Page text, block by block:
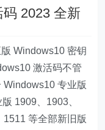
2023 全新
Windows10 密钥
激活码不管
专业版
1909、1903、
等全部新旧版